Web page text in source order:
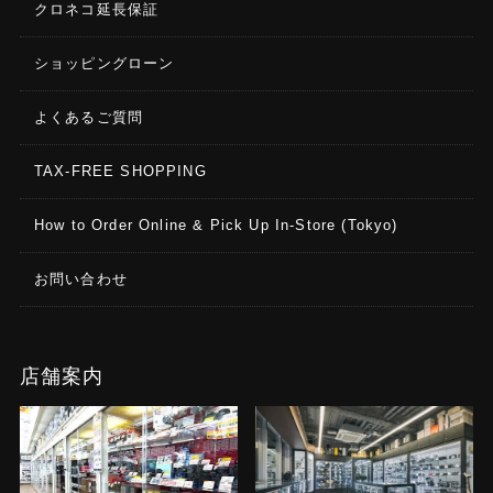
クロネコ延長保証
ショッピングローン
よくあるご質問
TAX-FREE SHOPPING
How to Order Online & Pick Up In-Store (Tokyo)
お問い合わせ
店舗案内